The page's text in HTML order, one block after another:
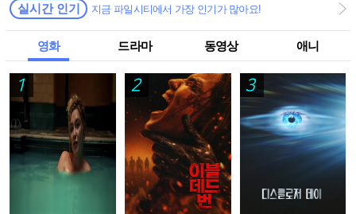
실시간 인기 지금 파일시티에서 가장 인기가 많아요!
영화 드라마 동영상 애니
1 2 3